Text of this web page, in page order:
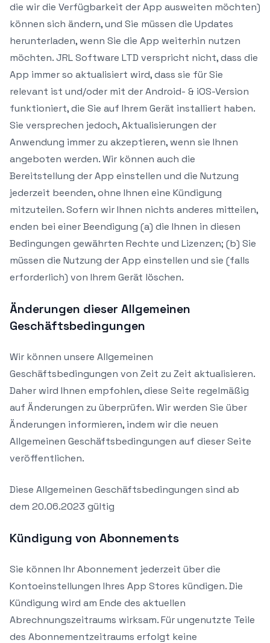
die wir die Verfügbarkeit der App ausweiten möchten)
können sich ändern, und Sie müssen die Updates
herunterladen, wenn Sie die App weiterhin nutzen
möchten. JRL Software LTD verspricht nicht, dass die
App immer so aktualisiert wird, dass sie für Sie
relevant ist und/oder mit der Android- & iOS-Version
funktioniert, die Sie auf Ihrem Gerät installiert haben.
Sie versprechen jedoch, Aktualisierungen der
Anwendung immer zu akzeptieren, wenn sie Ihnen
angeboten werden. Wir können auch die
Bereitstellung der App einstellen und die Nutzung
jederzeit beenden, ohne Ihnen eine Kündigung
mitzuteilen. Sofern wir Ihnen nichts anderes mitteilen,
enden bei einer Beendigung (a) die Ihnen in diesen
Bedingungen gewährten Rechte und Lizenzen; (b) Sie
müssen die Nutzung der App einstellen und sie (falls
erforderlich) von Ihrem Gerät löschen.
Änderungen dieser Allgemeinen
Geschäftsbedingungen
Wir können unsere Allgemeinen
Geschäftsbedingungen von Zeit zu Zeit aktualisieren.
Daher wird Ihnen empfohlen, diese Seite regelmäßig
auf Änderungen zu überprüfen. Wir werden Sie über
Änderungen informieren, indem wir die neuen
Allgemeinen Geschäftsbedingungen auf dieser Seite
veröffentlichen.
Diese Allgemeinen Geschäftsbedingungen sind ab
dem 20.06.2023 gültig
Kündigung von Abonnements
Sie können Ihr Abonnement jederzeit über die
Kontoeinstellungen Ihres App Stores kündigen. Die
Kündigung wird am Ende des aktuellen
Abrechnungszeitraums wirksam. Für ungenutzte Teile
des Abonnementzeitraums erfolgt keine